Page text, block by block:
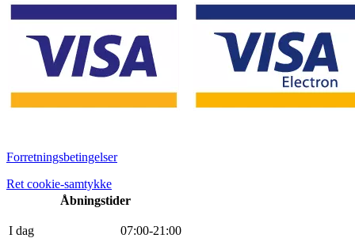
Forretningsbetingelser
Ret cookie-samtykke
Åbningstider
I dag 07:00-21 :00